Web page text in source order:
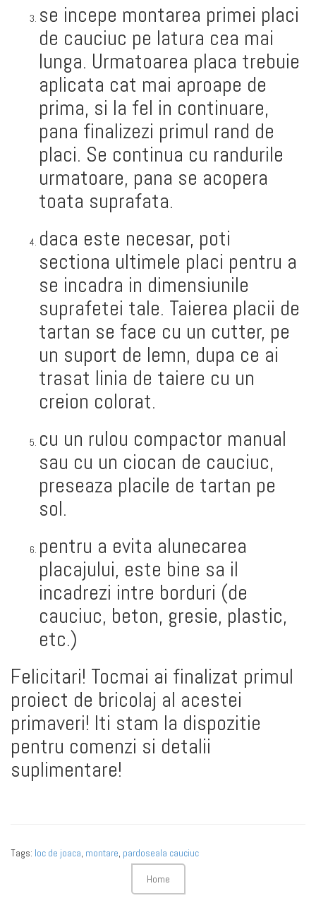
se incepe montarea primei placi
de cauciuc pe latura cea mai
lunga. Urmatoarea placa trebuie
aplicata cat mai aproape de
prima, si la fel in continuare,
pana finalizezi primul rand de
placi. Se continua cu randurile
urmatoare, pana se acopera
toata suprafata.
daca este necesar, poti
sectiona ultimele placi pentru a
se incadra in dimensiunile
suprafetei tale. Taierea placii de
tartan se face cu un cutter, pe
un suport de lemn, dupa ce ai
trasat linia de taiere cu un
creion colorat.
cu un rulou compactor manual
sau cu un ciocan de cauciuc,
preseaza placile de tartan pe
sol.
pentru a evita alunecarea
placajului, este bine sa il
incadrezi intre borduri (de
cauciuc, beton, gresie, plastic,
etc.)
Felicitari! Tocmai ai finalizat primul
proiect de bricolaj al acestei
primaveri! Iti stam la dispozitie
pentru comenzi si detalii
suplimentare!
Tags: loc de joaca montare pardoseala cauciuc
Home